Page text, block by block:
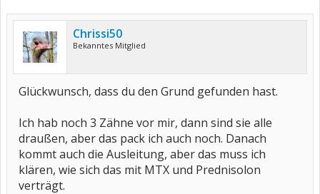
Chrissi50
Bekanntes Mitglied
Glückwunsch, dass du den Grund gefunden hast.
Ich hab noch 3 Zähne vor mir, dann sind sie alle
draußen, aber das pack ich auch noch. Danach
kommt auch die Ausleitung, aber das muss ich
klären, wie sich das mit MTX und Prednisolon
verträgt.